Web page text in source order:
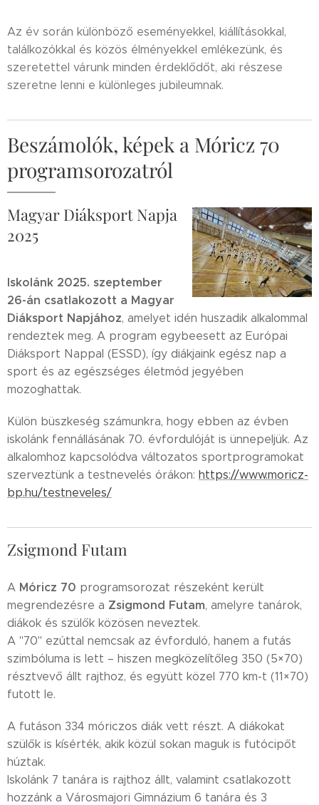
Az év során különböző eseményekkel, kiállításokkal,
találkozókkal és közös élményekkel emlékezünk, és
szeretettel várunk minden érdeklődőt, aki részese
szeretne lenni e különleges jubileumnak.
Beszámolók, képek a Móricz 70
programsorozatról
Magyar Diáksport Napja
2025
Iskolánk 2025. szeptember
26-án csatlakozott a Magyar
Diáksport Napjához, amelyet idén huszadik alkalommal
rendeztek meg. A program egybeesett az Európai
Diáksport Nappal (ESSD), így diákjaink egész nap a
sport és az egészséges életmód jegyében
mozoghattak.
Külön büszkeség számunkra, hogy ebben az évben
iskolánk fennállásának 70. évfordulóját is ünnepeljük. Az
alkalomhoz kapcsolódva változatos sportprogramokat
szerveztünk a testnevelés órákon: https://www.moricz-
bp.hu/testneveles/
Zsigmond Futam
A Móricz 70 programsorozat részeként került
megrendezésre a Zsigmond Futam, amelyre tanárok,
diákok és szülők közösen neveztek.
A "70" ezúttal nemcsak az évforduló, hanem a futás
szimbóluma is lett – hiszen megközelítőleg 350 (5×70)
résztvevő állt rajthoz, és együtt közel 770 km-t (11×70)
futott le.
A futáson 334 móriczos diák vett részt. A diákokat
szülők is kísérték, akik közül sokan maguk is futócipőt
húztak.
Iskolánk 7 tanára is rajthoz állt, valamint csatlakozott
hozzánk a Városmajori Gimnázium 6 tanára és 3